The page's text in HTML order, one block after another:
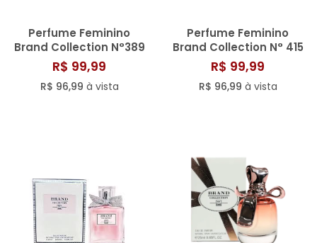
Perfume Feminino
Brand Collection N°389
- 25ML
R$ 99,99
R$ 96,99 à vista
Perfume Feminino
Brand Collection N° 415
- 25ml
R$ 99,99
R$ 96,99 à vista